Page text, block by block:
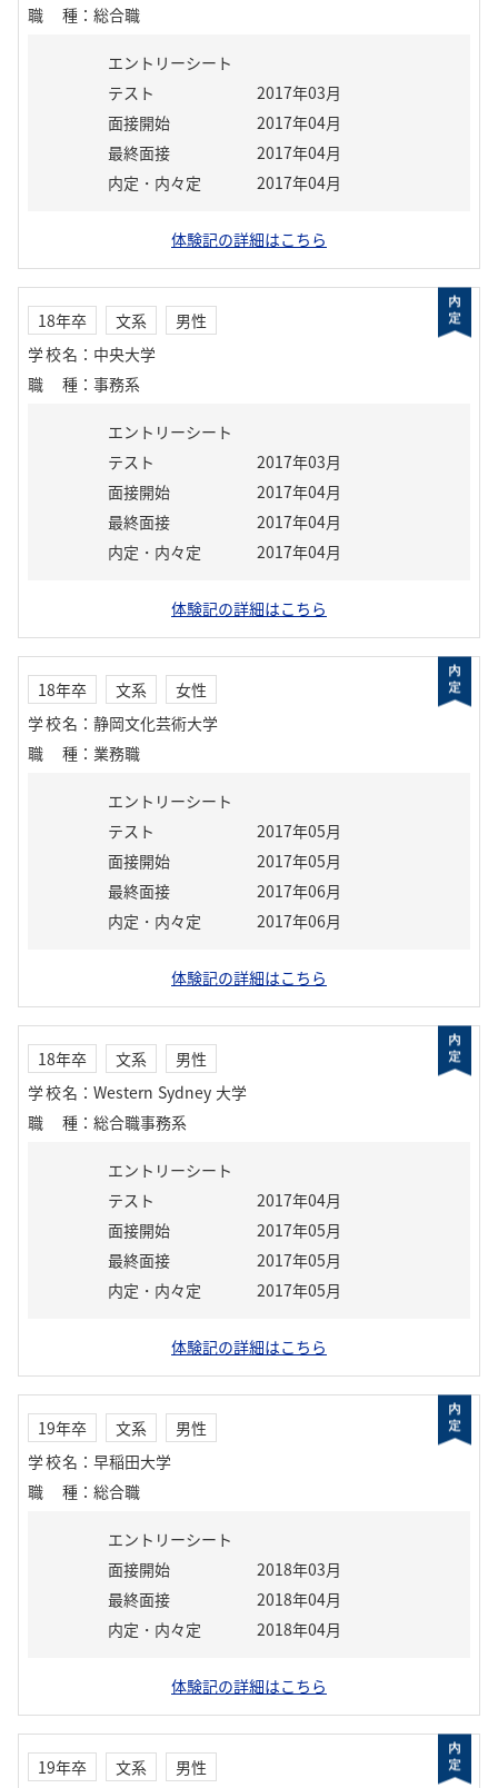
職種 ： 総合職
エントリーシート
テスト
2017年03月
面接開始
2017年04月
最終面接
2017年04月
内定・内々定
2017年04月
体験記の詳細はこちら
18年卒 文系
男性
学校名 ： 中央大学
職種 ： 事務系
エントリーシート
テスト
2017年03月
面接開始
2017年04月
最終面接
2017年04月
内定・内々定
2017年04月
体験記の詳細はこちら
18年卒 文系
女性
学校名 ： 静岡文化芸術大学
職種 ： 業務職
エントリーシート
テスト
2017年05月
面接開始
2017年05月
最終面接
2017年06月
内定・内々定
2017年06月
体験記の詳細はこちら
18年卒 文系
男性
学校名 ： Western Sydney 大学
職種 ： 総合職事務系
エントリーシート
テスト
2017年04月
面接開始
2017年05月
最終面接
2017年05月
内定・内々定
2017年05月
体験記の詳細はこちら
19年卒 文系
男性
学校名 ： 早稲田大学
職種 ： 総合職
エントリーシート
面接開始
2018年03月
最終面接
2018年04月
内定・内々定
2018年04月
体験記の詳細はこちら
19年卒 文系
男性